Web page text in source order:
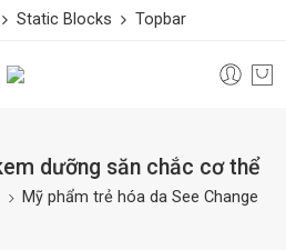
Static Blocks Topbar
dưỡng săn chắc cơ thể
Mỹ phẩm trẻ hóa da See Change